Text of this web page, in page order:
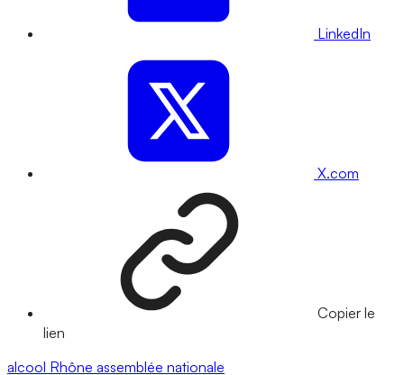
LinkedIn
X.com
Copier le
lien
alcool Rhône assemblée nationale